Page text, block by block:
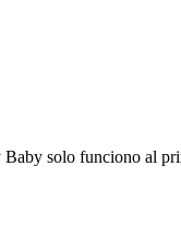
solo funciono al